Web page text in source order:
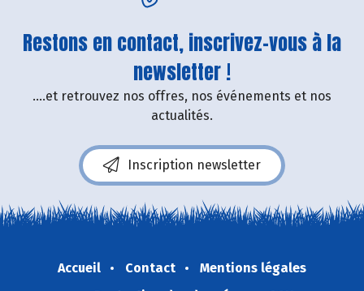
Restons en contact, inscrivez-vous à la
newsletter !
....et retrouvez nos offres, nos événements et nos
actualités.
Inscription newsletter
Accueil Contact
Mentions légales